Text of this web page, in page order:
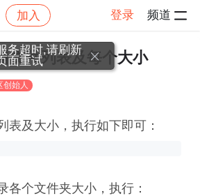
加入 登录 频道
识库 AI工具及应用推享
文件列表及每个大小
创始人
表及大小，执行如下即可：
各个文件夹大小，执行：
务超时,请刷新
面重试